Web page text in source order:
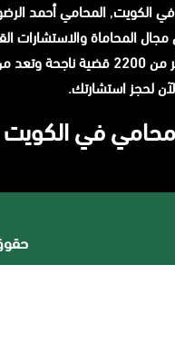
الكويت, المحاميأحمد
المحاماة والاستشارات
لديه أكثر من 2200 قضية
لحجز استشارتك.
في الكويت
حقوق النشر